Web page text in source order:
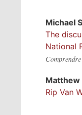
Michael
The
National
Matthew
Rip Van